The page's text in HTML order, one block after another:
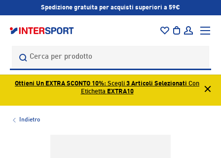
Spedizione gratuita per acquisti superiori a 59€
Cerca
BorsaAccedi
Menu
Ottieni Un EXTRA SCONTO 10%: Scegli 3 Articoli Selezionati Con
Etichetta EXTRA10
Indietro